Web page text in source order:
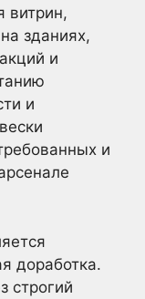
витрин,
зданиях,
и
и
и
доработка.
строгий